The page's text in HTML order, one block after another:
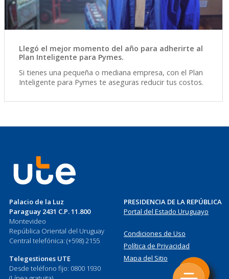
Llegó el mejor momento del año para adherirte al
Plan Inteligente para Pymes.
Si tienes una pequeña o mediana empresa, con el Plan
Inteligente para Pymes te aseguras reducir tus costos.
Palacio de la Luz
Paraguay 2431 C.P. 11.800
Montevideo
República Oriental del Uruguay
Central telefónica: (+598) 2155
Telegestiones UTE
Desde teléfono fijo: 0800 1930
PRESIDENCIA DE LA REPÚBLICA
Portal del Estado Uruguayo
Condiciones de Uso
Política de Privacidad
Mapa del Sitio